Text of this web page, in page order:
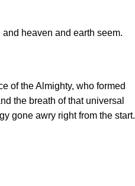
heaven and earth seem.
of the Almighty, who formed
the breath of that universal
gone awry right from the start.